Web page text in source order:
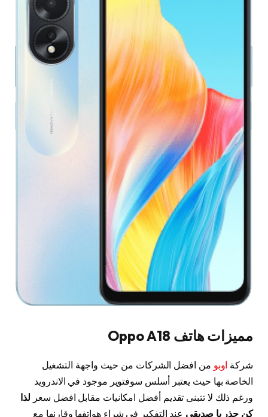
مميزات هاتف Oppo A18
شركة اوبو من افضل الشركات من حيث واجهة التشغيل
الخاصة بها حيث يعتبر أسلس سوفتوير موجود في الاندرويد
ورغم ذلك لا تتبنى تقديم أفضل امكانيات مقابل افضل سعر لذا
كن حذر يا صديقي عند التفكير في شراء هواتفها وقارنها مع